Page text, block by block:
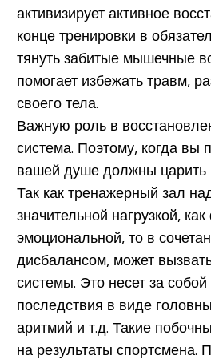
активизирует активное
конце тренировки в
тянуть забитые мышечные
помогает избежать травм,
своего тела.
Важную роль в
система. Поэтому, когда вы
вашей душе должны царить
Так как тренажерный зал
значительной нагрузкой,
эмоциональной, то в
дисбалансом, может
системы. Это несет за
последствия в виде
аритмий и т.д. Такие
на результаты спортсмена.